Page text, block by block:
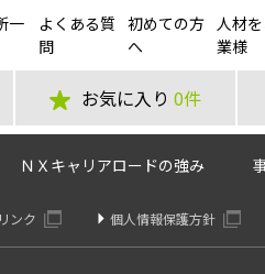
一
よくある質
問
初めての方
へ
人材
業様
お気に入り 0件
ら、まずは短期から♪選べる日勤
ＮＸキャリアロードの強み
ンク 個人情報保護方針